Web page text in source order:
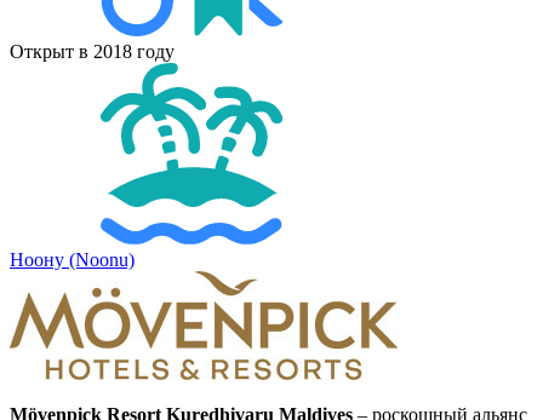
Открыт в 2018 году
Ноону (Noonu)
Mövenpick Resort Kuredhivaru Maldives – роскошный альянс